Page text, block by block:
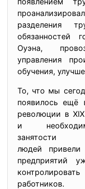
разделения
обязанностей
Оуэна,
управления
обучения,
То, что мы
появилось
революции в
и
людей
предприятий